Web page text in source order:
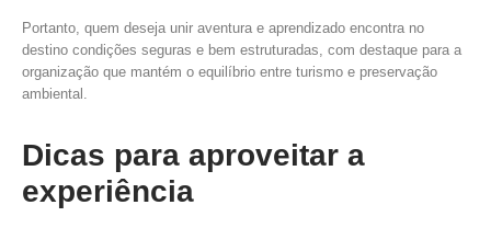
Portanto, quem deseja unir aventura e aprendizado encontra no
destino condições seguras e bem estruturadas, com destaque para a
organização que mantém o equilíbrio entre turismo e preservação
ambiental.
Dicas para aproveitar a
experiência